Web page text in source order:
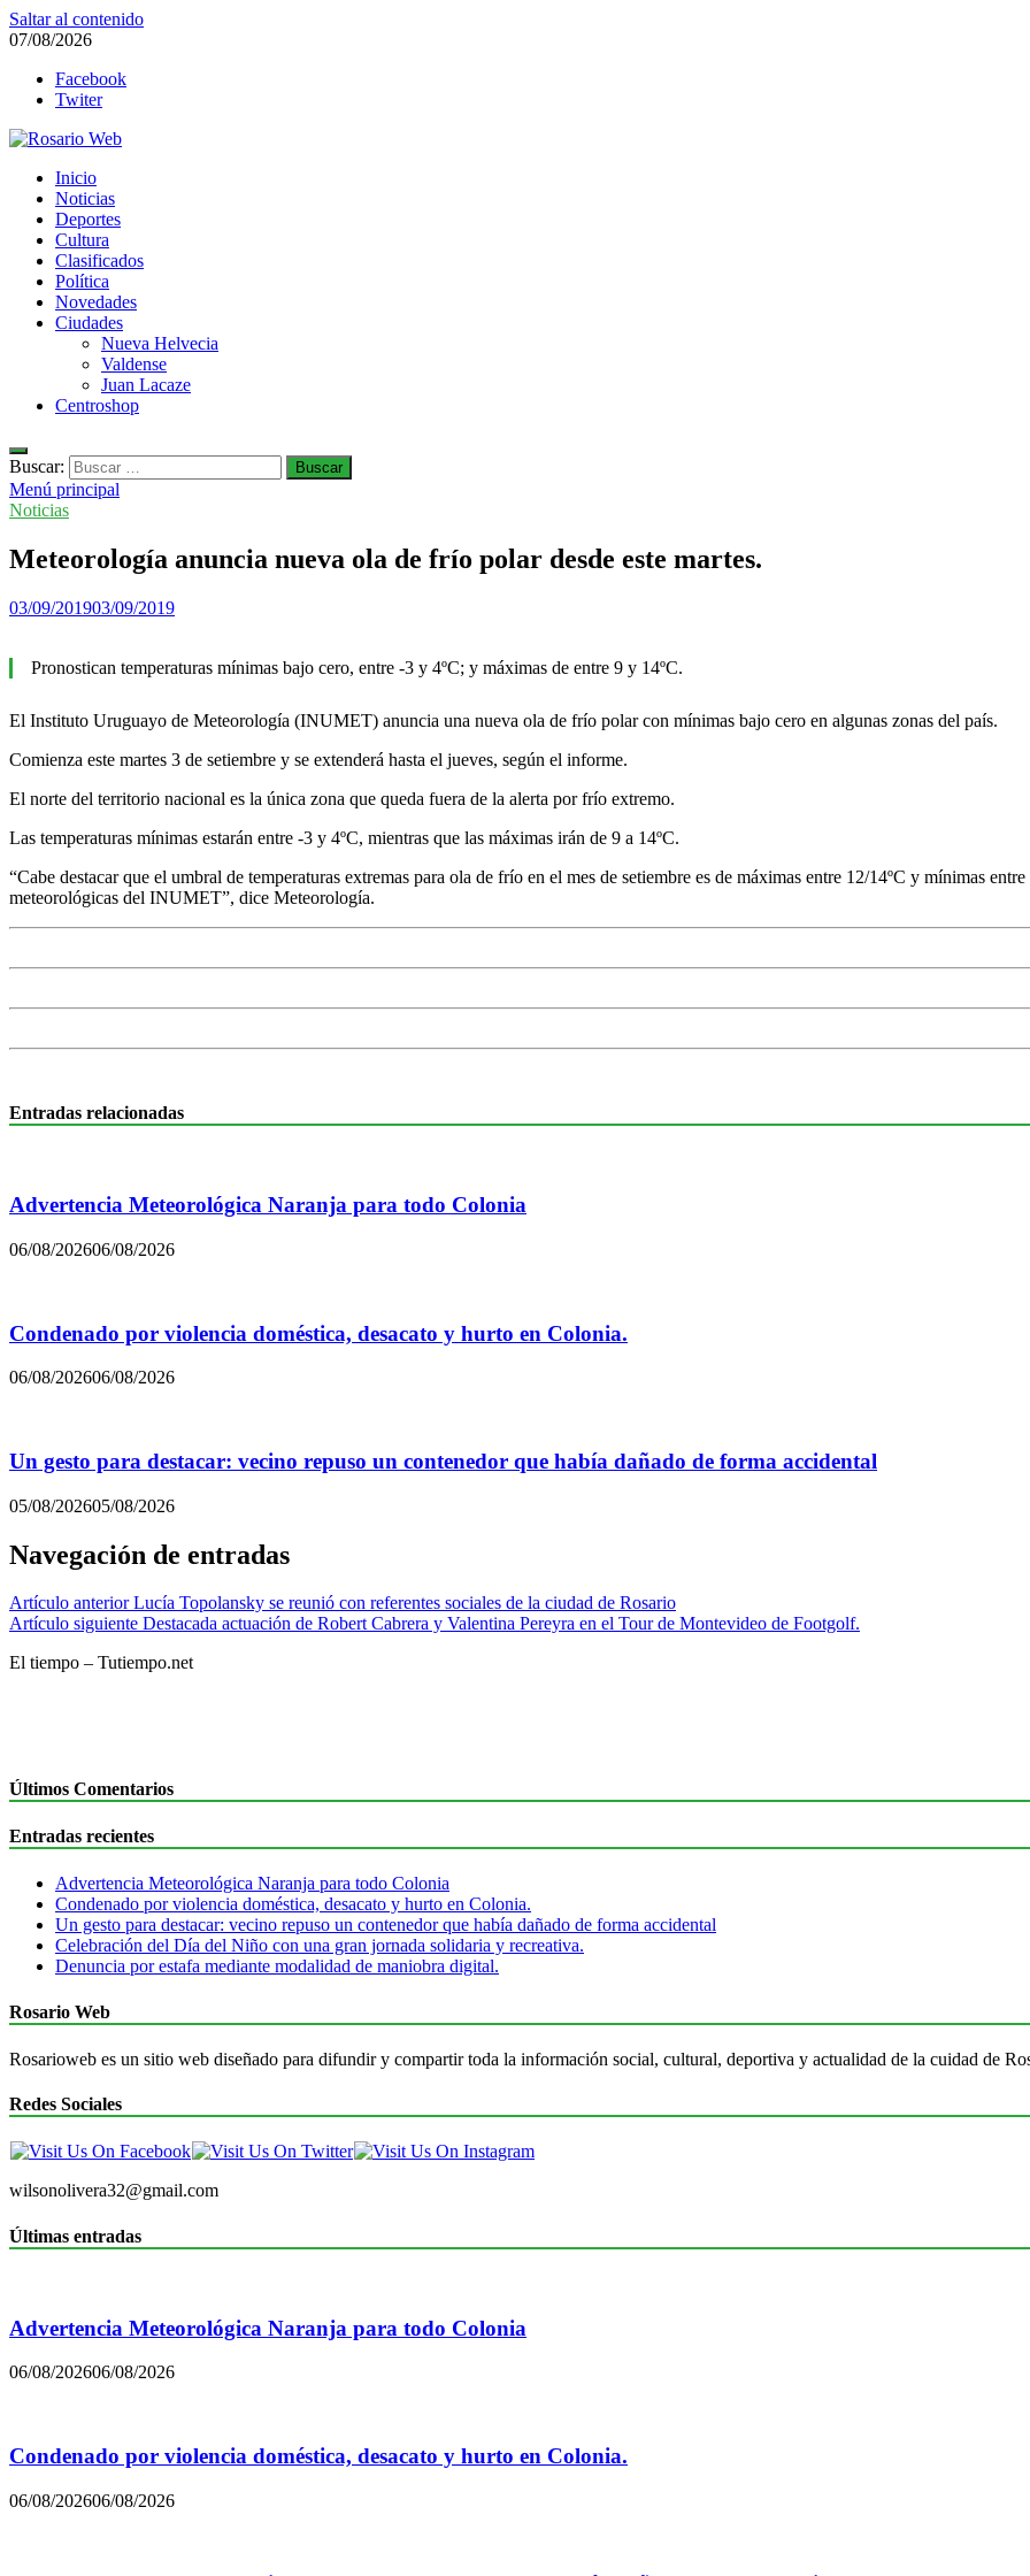
Saltar al contenido
07/08/2026
Facebook
Twiter
Rosario Web
Todas la noticias de Rosario y la zona
Inicio
Noticias
Deportes
Cultura
Clasificados
Política
Novedades
Ciudades
Nueva Helvecia
Valdense
Juan Lacaze
Centroshop
Buscar:
Menú principal
Noticias
Meteorología anuncia nueva ola de frío polar desde este martes.
03/09/201903/09/2019
Pronostican temperaturas mínimas bajo cero, entre -3 y 4ºC; y máximas de entre 9 y 14ºC.
El Instituto Uruguayo de Meteorología (INUMET) anuncia una nueva ola de frío polar con mínimas bajo cero en algunas zonas del país.
Comienza este martes 3 de setiembre y se extenderá hasta el jueves, según el informe.
El norte del territorio nacional es la única zona que queda fuera de la alerta por frío extremo.
Las temperaturas mínimas estarán entre -3 y 4ºC, mientras que las máximas irán de 9 a 14ºC.
“Cabe destacar que el umbral de temperaturas extremas para ola de frío en el mes de setiembre es de máximas entre 12/14ºC y mínimas
meteorológicas del INUMET”, dice Meteorología.
Entradas relacionadas
Advertencia Meteorológica Naranja para todo Colonia
06/08/202606/08/2026
Condenado por violencia doméstica, desacato y hurto en Colonia.
06/08/202606/08/2026
Un gesto para destacar: vecino repuso un contenedor que había dañado de forma accidental
05/08/202605/08/2026
Navegación de entradas
Artículo anterior Lucía Topolansky se reunió con referentes sociales de la ciudad de Rosario
Artículo siguiente Destacada actuación de Robert Cabrera y Valentina Pereyra en el Tour de Montevideo de Footgolf.
El tiempo – Tutiempo.net
Últimos Comentarios
Entradas recientes
Advertencia Meteorológica Naranja para todo Colonia
Condenado por violencia doméstica, desacato y hurto en Colonia.
Un gesto para destacar: vecino repuso un contenedor que había dañado de forma accidental
Celebración del Día del Niño con una gran jornada solidaria y recreativa.
Denuncia por estafa mediante modalidad de maniobra digital.
Rosario Web
Rosarioweb es un sitio web diseñado para difundir y compartir toda la información social, cultural, deportiva y actualidad de la cuidad de
Redes Sociales
wilsonolivera32@gmail.com
Últimas entradas
Advertencia Meteorológica Naranja para todo Colonia
06/08/202606/08/2026
Condenado por violencia doméstica, desacato y hurto en Colonia.
06/08/202606/08/2026